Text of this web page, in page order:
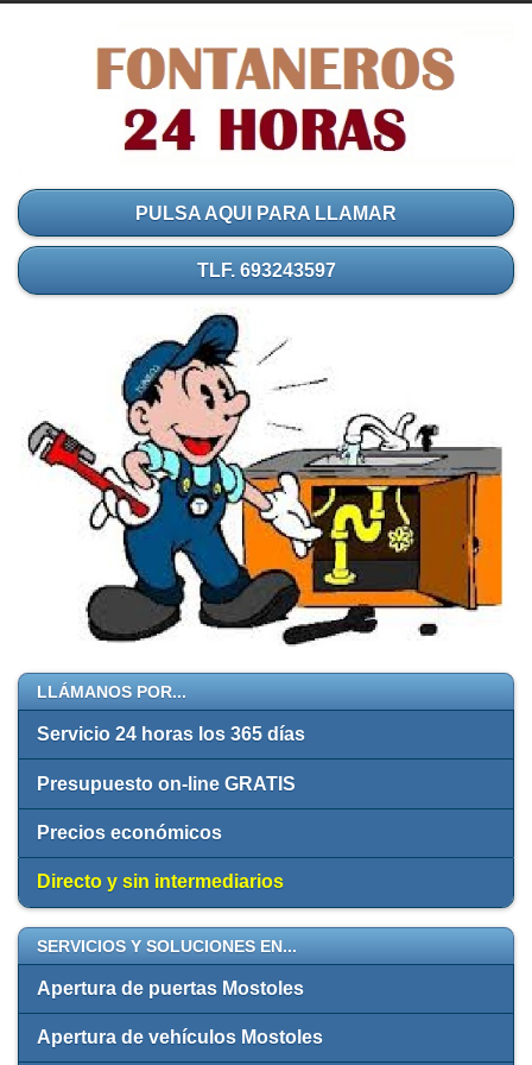
PULSA AQUI PARA LLAMAR
TLF. 693243597
LLÁMANOS POR...
Servicio 24 horas los 365 días
Presupuesto on-line GRATIS
Precios económicos
Directo y sin intermediarios
SERVICIOS Y SOLUCIONES EN...
Apertura de puertas Mostoles
Apertura de vehículos Mostoles